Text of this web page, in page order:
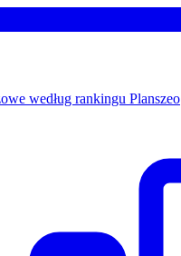
według rankingu Planszeo